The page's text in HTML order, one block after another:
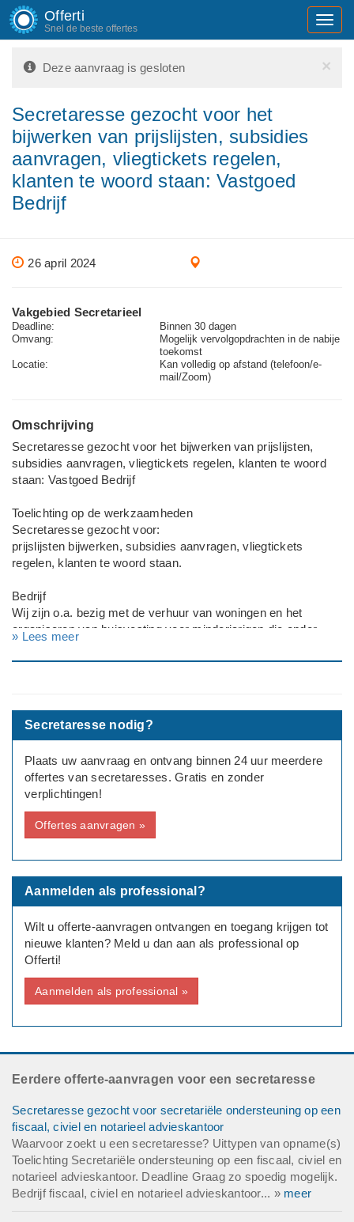
Offerti
Snel de beste offertes
×
Deze aanvraag is gesloten
Secretaresse gezocht voor het
bijwerken van prijslijsten, subsidies
aanvragen, vliegtickets regelen,
klanten te woord staan: Vastgoed
Bedrijf
26 april 2024
Vakgebied Secretarieel
Deadline:
Binnen 30 dagen
Omvang:
Mogelijk vervolgopdrachten in de nabije
toekomst
Locatie:
Kan volledig op afstand (telefoon/e-
mail/Zoom)
Omschrijving
Secretaresse gezocht voor het bijwerken van prijslijsten,
subsidies aanvragen, vliegtickets regelen, klanten te woord
staan: Vastgoed Bedrijf
Toelichting op de werkzaamheden
Secretaresse gezocht voor:
prijslijsten bijwerken, subsidies aanvragen, vliegtickets
regelen, klanten te woord staan.
Bedrijf
Wij zijn o.a. bezig met de verhuur van woningen en het
organiseren van huisvesting voor minderjarigen die onder
» Lees meer
Secretaresse nodig?
Plaats uw aanvraag en ontvang binnen 24 uur meerdere
offertes van secretaresses. Gratis en zonder
verplichtingen!
Offertes aanvragen »
Aanmelden als professional?
Wilt u offerte-aanvragen ontvangen en toegang krijgen tot
nieuwe klanten? Meld u dan aan als professional op
Offerti!
Aanmelden als professional »
Eerdere offerte-aanvragen voor een secretaresse
Secretaresse gezocht voor secretariële ondersteuning op een
fiscaal, civiel en notarieel advieskantoor
Waarvoor zoekt u een secretaresse? Uittypen van opname(s)
Toelichting Secretariële ondersteuning op een fiscaal, civiel en
notarieel advieskantoor. Deadline Graag zo spoedig mogelijk.
Bedrijf fiscaal, civiel en notarieel advieskantoor... » meer